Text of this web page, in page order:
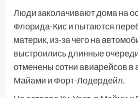
Люди заколачивают дома на
Флорида-Кис и пытаются
материк, из-за чего на
выстроились длинные
отменены сотни авиарейсов в
Майами и Форт-Лодердейл.